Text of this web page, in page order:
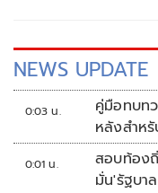
NEWS UPDATE
0:03 น.
คู่มือทบท
หลังสำห
0:01 น.
สอบท้อง
มั่น'รัฐบา